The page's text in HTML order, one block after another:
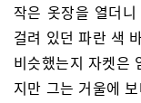
작은 옷장을 열더
걸려 있던 파란 색
비슷했는지 자켓은
지만 그는 거울에